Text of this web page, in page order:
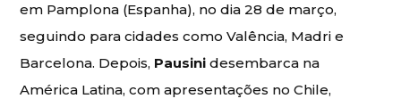
em Pamplona (Espanha), no dia 28 de março,
seguindo para cidades como Valência, Madri e
Barcelona. Depois, Pausini desembarca na
América Latina, com apresentações no Chile,